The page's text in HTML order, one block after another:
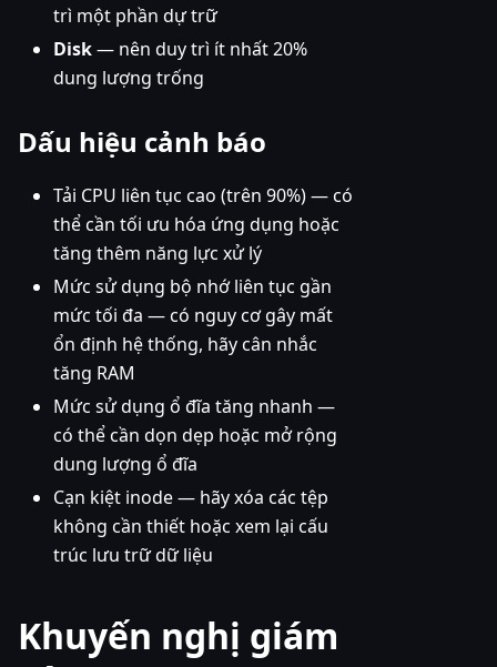
trì một phần dự trữ
Disk— nên duy trì ít nhất 20%
dung lượng trống
Dấu hiệu cảnh báo
Tải CPU liên tục cao (trên 90%) — có
thể cần tối ưu hóa ứng dụng hoặc
tăng thêm năng lực xử lý
Mức sử dụng bộ nhớ liên tục gần
mức tối đa — có nguy cơ gây mất
ổn định hệ thống, hãy cân nhắc
tăng RAM
Mức sử dụng ổ đĩa tăng nhanh —
có thể cần dọn dẹp hoặc mở rộng
dung lượng ổ đĩa
Cạn kiệt inode — hãy xóa các tệp
không cần thiết hoặc xem lại cấu
trúc lưu trữ dữ liệu
Khuyến nghị giám